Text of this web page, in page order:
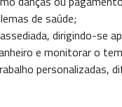
de saúde;
dirigindo-se
e monitorar o
personalizadas,